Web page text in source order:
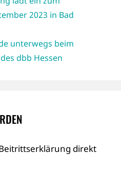
2023 in Bad
unterwegs beim
dbb Hessen
direkt